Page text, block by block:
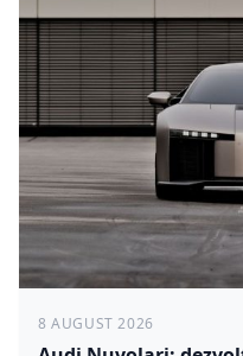
8 AUGUST 2026